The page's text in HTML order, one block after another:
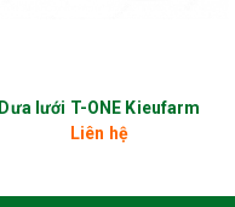
Dưa lưới T-ONE Kieufarm
Liên hệ